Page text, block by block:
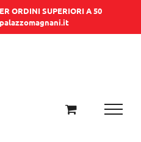
ORDINI SUPERIORI A 50